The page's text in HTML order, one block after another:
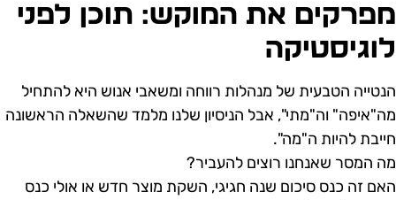
את המוקש: תוכן לפני
הטבעית של מנהלות רווחה ומשאבי אנוש היא להתחיל
וה"מתי", אבל הניסיון שלנו מלמד שהשאלה הראשונה
להיות ה"מה".
המסר שאנחנו רוצים להעביר?
זה כנס סיכום שנה חגיגי, השקת מוצר חדש או אולי כנס